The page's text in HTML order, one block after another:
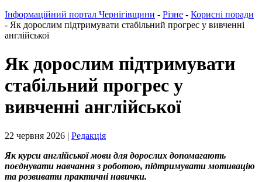
Інформаційний портал Чернігівщини - Різне - Корисні поради
- Як дорослим підтримувати стабільний прогрес у вивченні
англійської
Як дорослим підтримувати
стабільний прогрес у
вивченні англійської
22 червня 2026 | Редакція
Як курси англійської мови для дорослих допомагають
поєднувати навчання з роботою, підтримувати мотивацію
та розвивати практичні навички.